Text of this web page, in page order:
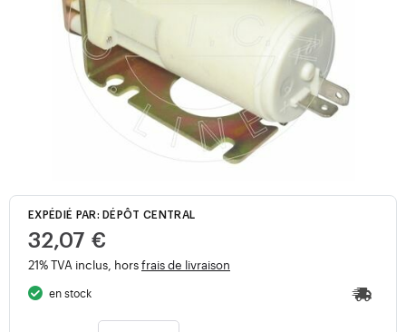
EXPÉDIÉ PAR: DÉPÔT CENTRAL
32,07 €
21% TVA inclus, horsfrais de livraison
en stock